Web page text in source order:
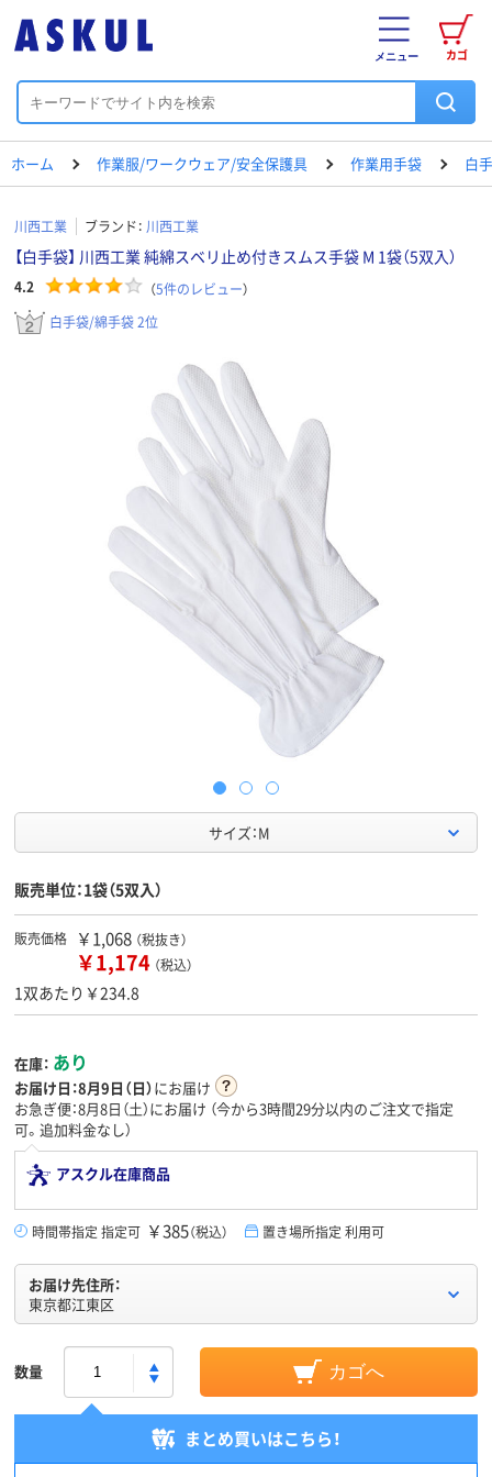
カゴ
メニュー
ホーム 作業服/ワークウェア/安全保護具 作業用手袋 白
川西工業 ブランド： 川西工業
【白手袋】 川西工業 純綿スベリ止め付きスムス手袋 M 1袋（5双入）
4.2 （5件のレビュー）
白手袋/綿手袋 2位
サイズ：M
販売単位：1袋（5双入）
販売価格 ￥1,068 （税抜き）
￥1,174 （税込）
1双あたり￥234.8
在庫： あり
お届け日：8月9日（日）にお届け
お急ぎ便：8月8日（土）にお届け （今から3時間29分以内のご注文で指定
可。追加料金なし）
アスクル在庫商品
時間帯指定 指定可 ￥385（税込） 置き場所指定 利用可
お届け先住所：
東京都江東区
数量 カゴへ
まとめ買いはこちら！